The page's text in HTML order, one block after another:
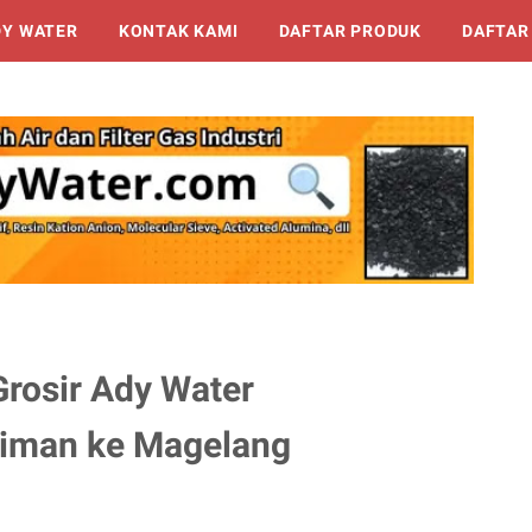
WATER KONTAK KAMI DAFTAR PRODUK
Ady Water
ke Magelang